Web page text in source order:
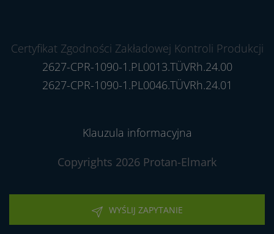
Certyfikat Zgodności Zakładowej Kontroli Produkcji
2627-CPR-1090-1.PL0013.TÜVRh.24.00
2627-CPR-1090-1.PL0046.TÜVRh.24.01
Klauzula informacyjna
Copyrights 2026 Protan-Elmark
WYŚLIJ ZAPYTANIE